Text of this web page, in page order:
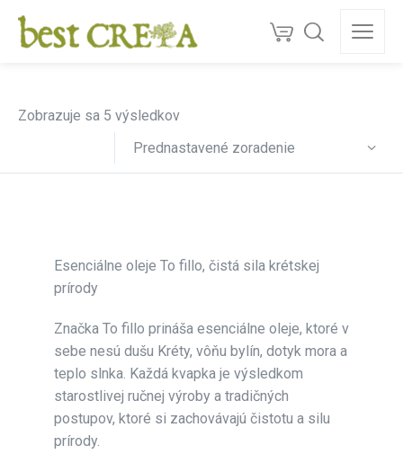
Zobrazuje sa 5 výsledkov
Prednastavené zoradenie
Esenciálne oleje To fillo, čistá sila krétskej
prírody
Značka To fillo prináša esenciálne oleje, ktoré v
sebe nesú dušu Kréty, vôňu bylín, dotyk mora a
teplo slnka. Každá kvapka je výsledkom
starostlivej ručnej výroby a tradičných
postupov, ktoré si zachovávajú čistotu a silu
prírody.